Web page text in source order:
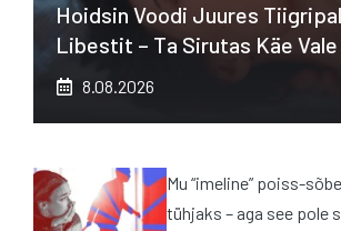
Hoidsin Voodi Juures
Libestit – Ta Sirutas Käe
8.08.2026
Mu “imeline” poiss-
tühjaks – aga see pole